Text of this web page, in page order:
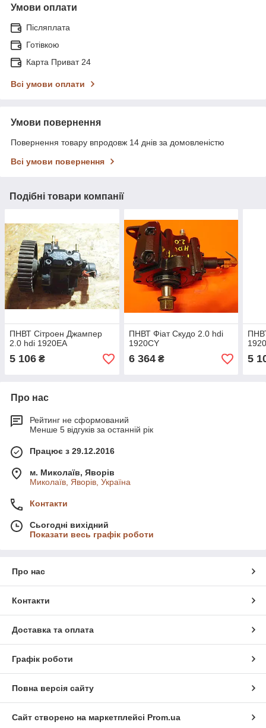
Умови оплати
Післяплата
Готівкою
Карта Приват 24
Всі умови оплати
Умови повернення
Повернення товару впродовж 14 днів за домовленістю
Всі умови повернення
Подібні товари компанії
ПНВТ Сітроен Джампер
2.0 hdi 1920EA
5 106 ₴
ПНВТ Фіат Скудо 2.0 hdi
1920CY
6 364₴ 5
Про нас
Рейтинг не сформований
Менше 5 відгуків за останній рік
Працює з 29.12.2016
м. Миколаїв, Яворів
Миколаїв, Яворів, Україна
Контакти
Сьогодні вихідний
Показати весь графік роботи
Про нас
Контакти
Доставка та оплата
Графік роботи
Повна версія сайту
Сайт створено на маркетплейсі Prom.ua